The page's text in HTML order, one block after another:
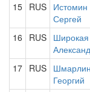
15 RUS Истомин
Сергей
16 RUS Широкая
17 RUS Шмарлин
Георгий